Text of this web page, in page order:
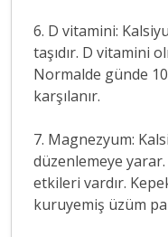
6. D vitamini:
taşıdır. D vitamini
Normalde günde
karşılanır.
7. Magnezyum:
düzenlemeye
etkileri vardır.
kuruyemiş üzüm